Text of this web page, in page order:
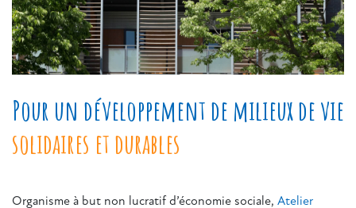
Pour un développement de milieux de vie
solidaires et durables
Organisme à but non lucratif d’économie sociale, Atelier